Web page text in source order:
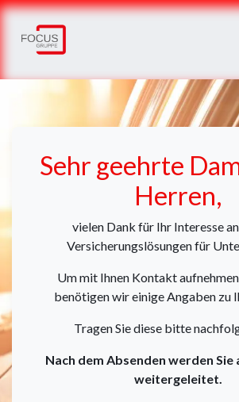
Sehr geehrte
Herren,
vielen Dank für Ihr Interesse
Versicherungslösungen für
Um mit Ihnen Kontakt
benötigen wir einige Angaben zu
Tragen Sie diese bitte
Nach dem Absenden werden
weitergeleitet.